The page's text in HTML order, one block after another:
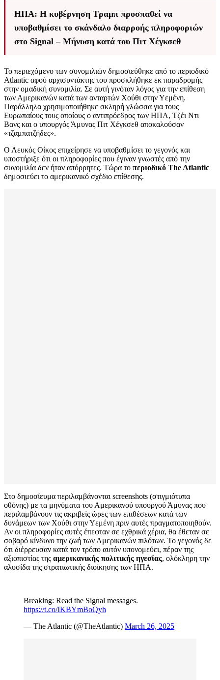
ΗΠΑ: Η κυβέρνηση Τραμπ προσπαθεί να
υποβαθμίσει το σκάνδαλο διαρροής πληροφοριών
στο Signal – Μήνυση κατά του Πιτ Χέγκσεθ
Το περιεχόμενο των συνομιλιών δημοσιεύθηκε από το περιοδικό
Atlantic αφού αρχισυντάκτης του προσκλήθηκε εκ παραδρομής
στην ομαδική συνομιλία. Σε αυτή γινόταν λόγος για την επίθεση
των Αμερικανών κατά των ανταρτών Χούθι στην Υεμένη.
Παράλληλα χρησιμοποιήθηκε σκληρή γλώσσα για τους
Ευρωπαίους τους οποίους ο αντιπρόεδρος των ΗΠΑ, Τζέι Ντι
Βανς και ο υπουργός Άμυνας Πιτ Χέγκσεθ αποκαλούσαν
«τζαμπατζήδες».
Ο Λευκός Οίκος επιχείρησε να υποβαθμίσει το γεγονός και
υποστήριξε ότι οι πληροφορίες που έγιναν γνωστές από την
συνομιλία δεν ήταν απόρρητες. Τώρα το περιοδικό The Atlantic
δημοσιεύει το αμερικανικό σχέδιο επίθεσης.
Στο δημοσίευμα περιλαμβάνονται screenshots (στιγμιότυπα
οθόνης) με τα μηνύματα του Αμερικανού υπουργού Άμυνας που
περιλαμβάνουν τις ακριβείς ώρες των επιθέσεων κατά των
δυνάμεων των Χούθι στην Υεμένη πριν αυτές πραγματοποιηθούν.
Αν οι πληροφορίες αυτές έπεφταν σε εχθρικά χέρια, θα έθεταν σε
σοβαρό κίνδυνο την ζωή των Αμερικανών πιλότων. Το γεγονός δε
ότι διέρρευσαν κατά τον τρόπο αυτόν υπονομεύει, πέραν της
αξιοπιστίας της αμερικανικής πολιτικής ηγεσίας, ολόκληρη την
αλυσίδα της στρατιωτικής διοίκησης των ΗΠΑ.
Breaking: Read the Signal messages.
https://t.co/IKBYmBoQyh
— The Atlantic (@TheAtlantic) March 26, 2025